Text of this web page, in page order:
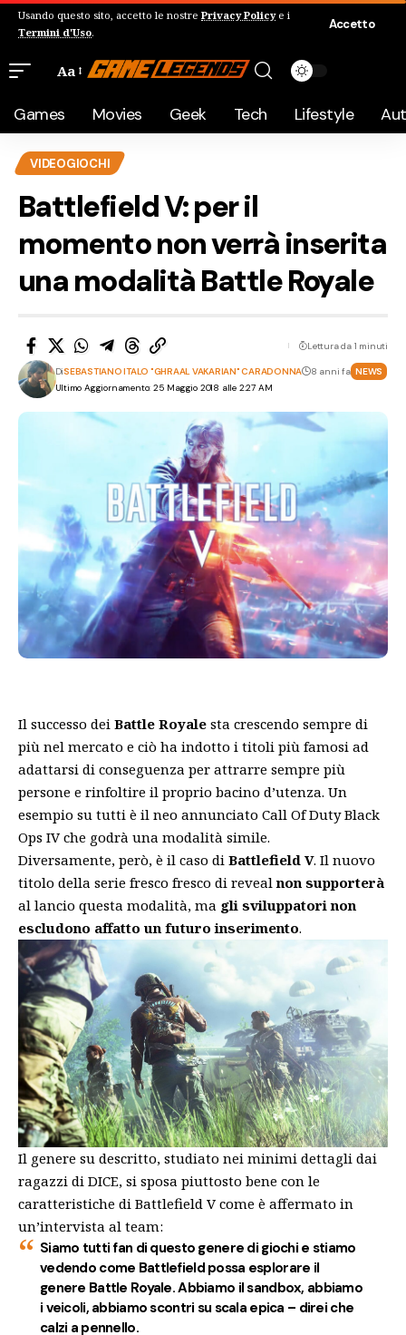
Usando questo sito, accetto le nostre Privacy Policye i
Termini d'Uso.
Accetto
Aa
Games Movies Geek Tech Lifestyle
VIDEOGIOCHI
Battlefield V: per il
momento non verrà inserita
una modalità Battle Royale
Ultimo Aggiornamento: 25 Maggio 2018 alle 2:27 AM
DiSEBASTIANO ITALO "GHRAAL VAKARIAN" CARADONNA 8 anni fa NEWS
Lettura da 1 minuti
Il successo dei Battle Royale sta crescendo sempre di
più nel mercato e ciò ha indotto i titoli più famosi ad
adattarsi di conseguenza per attrarre sempre più
persone e rinfoltire il proprio bacino d’utenza. Un
esempio su tutti è il neo annunciato Call Of Duty Black
Ops IV che godrà una modalità simile.
Diversamente, però, è il caso di Battlefield V. Il nuovo
titolo della serie fresco fresco di revealnon supporterà
al lancio questa modalità, ma gli sviluppatori non
escludono affatto un futuro inserimento.
Il genere su descritto, studiato nei minimi dettagli dai
ragazzi di DICE, si sposa piuttosto bene con le
caratteristiche di Battlefield V come è affermato in
un’intervista al team:
Siamo tutti fan di questo genere di giochi e stiamo
vedendo come Battlefield possa esplorare il
genere Battle Royale. Abbiamo il sandbox, abbiamo
i veicoli, abbiamo scontri su scala epica – direi che
calzi a pennello.